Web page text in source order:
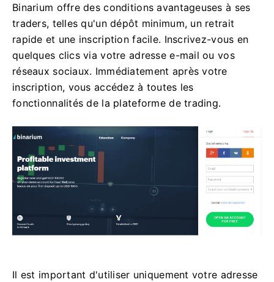
Binarium offre des conditions avantageuses à ses
traders, telles qu'un dépôt minimum, un retrait
rapide et une inscription facile. Inscrivez-vous en
quelques clics via votre adresse e-mail ou vos
réseaux sociaux. Immédiatement après votre
inscription, vous accédez à toutes les
fonctionnalités de la plateforme de trading.
Il est important d'utiliser uniquement votre adresse